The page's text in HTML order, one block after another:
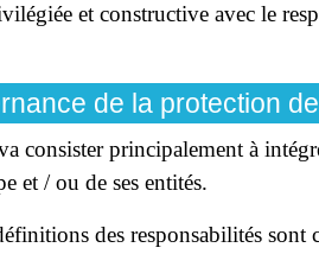
et constructive avec le
de la protection
consister principalement à
et / ou de ses entités.
des responsabilités sont